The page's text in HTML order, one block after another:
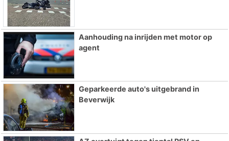
Aanhouding na inrijden met motor op
agent
Geparkeerde auto's uitgebrand in
Beverwijk